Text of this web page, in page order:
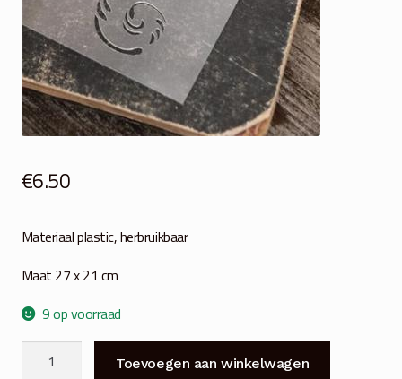
€6.50
Materiaal plastic, herbruikbaar
Maat 27 x 21 cm
9 op voorraad
Sjabloon
Toevoegen aan winkelwagen